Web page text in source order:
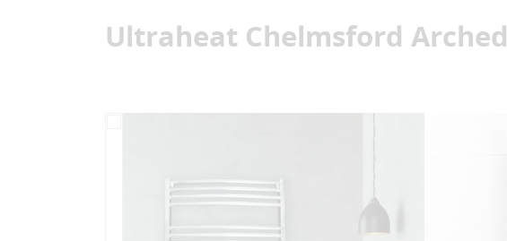
Ultraheat Chelmsford Arched